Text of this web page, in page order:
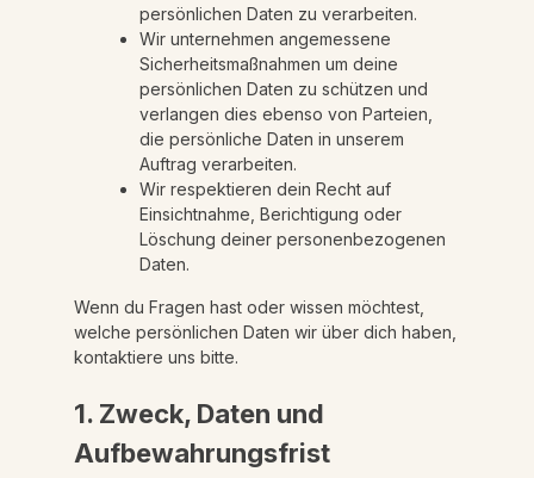
persönlichen Daten zu verarbeiten.
Wir unternehmen angemessene
Sicherheitsmaßnahmen um deine
persönlichen Daten zu schützen und
verlangen dies ebenso von Parteien,
die persönliche Daten in unserem
Auftrag verarbeiten.
Wir respektieren dein Recht auf
Einsichtnahme, Berichtigung oder
Löschung deiner personenbezogenen
Daten.
Wenn du Fragen hast oder wissen möchtest,
welche persönlichen Daten wir über dich haben,
kontaktiere uns bitte.
1. Zweck, Daten und
Aufbewahrungsfrist